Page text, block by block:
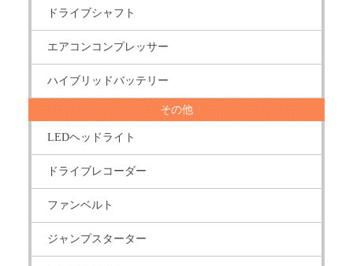
ドライブシャフト
エアコンコンプレッサー
ハイブリッドバッテリー
その他
LEDヘッドライト
ドライブレコーダー
ファンベルト
ジャンプスターター